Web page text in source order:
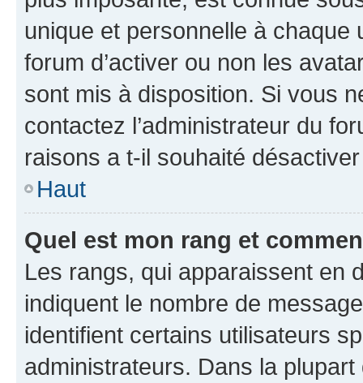
unique et personnelle à chaque
forum d’activer ou non les
sont mis à disposition. Si vous
contactez l’administrateur du
raisons a t-il souhaité
Haut
Quel est mon rang et
Les rangs, qui apparaissent en
indiquent le nombre de
identifient certains utilisateurs
administrateurs. Dans la